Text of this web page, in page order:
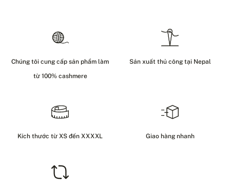
Chúng tôi cung cấp sản phẩm làm
từ 100% cashmere
Sản xuất thủ công tại Nepal
Kích thước từ XS đến XXXXL Giao hàng nhanh